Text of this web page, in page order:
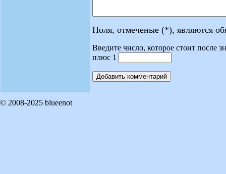
Поля, отмеченые (*), являются
Введите число, которое стоит после
плюс 1
© 2008-2025 blueenot